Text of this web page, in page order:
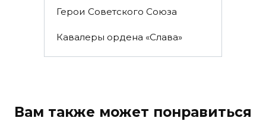
Герои Советского Союза
Кавалеры ордена «Слава»
Вам также может понравиться